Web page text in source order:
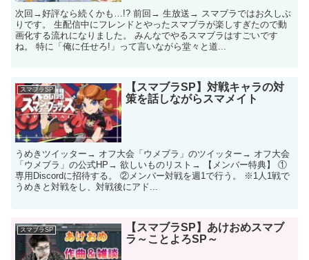
次回→好評なら続くかも…!? 前回→ 生放送→ スマブラではお久しぶ
りです。 生配信中にフレンドとやったスマブラが楽しすぎたので動
画化する流れになりました。 みんなでやるスマブラはすごいです
ね。 特に「俺に任せろ!」って言いながら堂々と道...
スマブラSP
【スマブラSP】対戦キャラの対
策を話しながらスマメイト
うめきツイッター→ オフ大会「ウメブラ」のツイッター→ オフ大会
「ウメブラ」の公式HP→ 欲しいものリスト→ 【メンバー特典】 ①
専用Discordに招待する。 ②メンバー対戦を週1で行う。 ※1人1戦で
うめきと対戦をし、対戦後にアド...
スマブラSP
【スマブラSP】あけおめスマブ
ラ～ことよろSP～